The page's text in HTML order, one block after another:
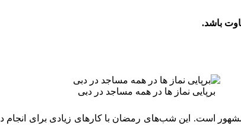
باشد.
برپایی نماز ها در همه مساجد در دبی
است. این شب‌های رمضان با کارهای زیادی برای انجام